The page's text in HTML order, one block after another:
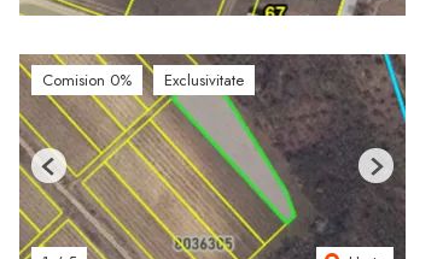
Comision 0% Exclusivitate
Previous Next